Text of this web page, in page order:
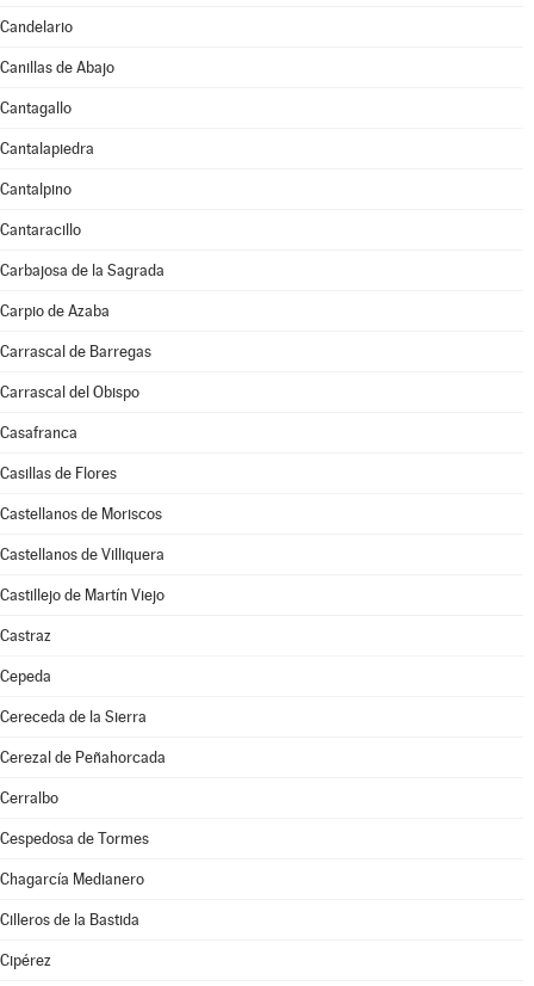
Candelario
Canillas de Abajo
Cantagallo
Cantalapiedra
Cantalpino
Cantaracillo
Carbajosa de la Sagrada
Carpio de Azaba
Carrascal de Barregas
Carrascal del Obispo
Casafranca
Casillas de Flores
Castellanos de Moriscos
Castellanos de Villiquera
Castillejo de Martín Viejo
Castraz
Cepeda
Cereceda de la Sierra
Cerezal de Peñahorcada
Cerralbo
Cespedosa de Tormes
Chagarcía Medianero
Cilleros de la Bastida
Cipérez